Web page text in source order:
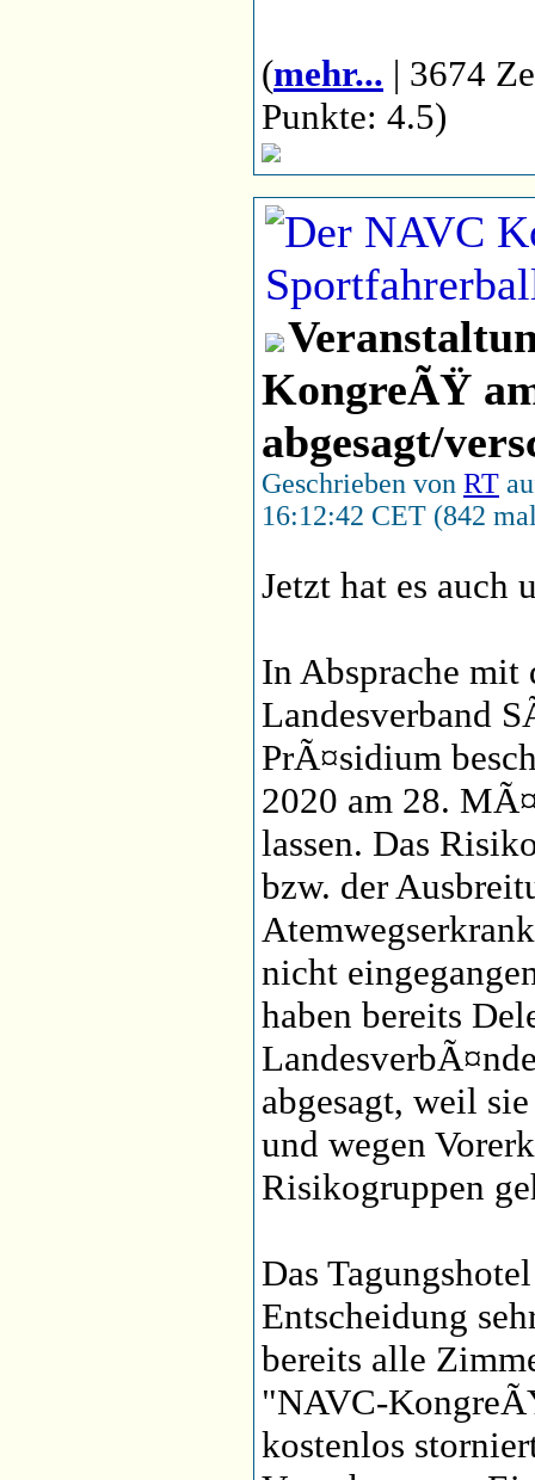
(mehr... | 3674
Punkte: 4.5)
KongreÃŸ
abgesagt/
Geschrieben von RT
16:12:42 CET (842
Jetzt hat es auch
In Absprache mit
Landesverband
PrÃ¤sidium
2020 am 28.
lassen. Das
bzw. der
nicht
haben bereits
abgesagt, weil
und wegen
Risikogruppen
Das
Entscheidung
bereits alle
"NAVC-
kostenlos